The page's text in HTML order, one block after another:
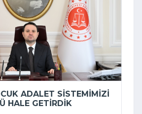
ADALET SISTEMIMIZI
HALE GETIRDIK